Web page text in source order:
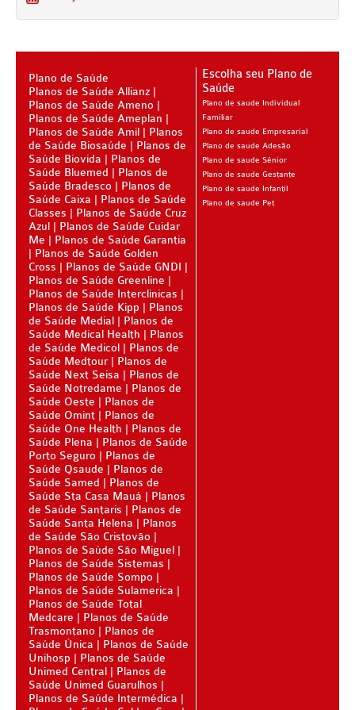
PLANO DE SAÚDE GARANTIA GS SAÚDE
PLANO DE SAÚDE GARANTIA ADVENTISTA
PLANO DE SAÚDE GOLDEN CARE
PLANO DE SAÚDE GOLDEN CROSS
PLANO DE SAÚDE GNDI
PLANO DE SAÚDE KIPP
PLANO DE SAÚDE INTERMÉDICA
PLANO DE SAÚDE GREENLINE
PLANO DE SAÚDE LINCX
PLANO DE SAÚDE STA CASA MAUÁ
PLANO DE SAÚDE MEDIAL
PLANO DE SAÚDE MEDICAL HEALTH
PLANO DE SAÚDE MEDICOL
PLANO DE SAÚDE MED TOUR
PLANO DE SAÚDE NEXT SEISA
PLANO DE SAÚDE NOTREDAME
PLANO DE SAÚDE OESTE AMR
PLANO DE SAÚDE ÔMEGA
PLANO DE SAÚDE OMINT
PLANO DE SAÚDE ONE HEALTH
PLANO DE SAÚDE PLENA
PLANO DE SAÚDE ADESÃO
AMEPLAN PLANO DE SAÚDE ADESÃO
AMIL PLANO DE SAÚDE ADESÃO
AMIL FÁCIL PLANO DE SAÚDE ADESÃO
BIO SAÚDE PLANO DE SAÚDE ADESÃO
BIOVIDA PLANO DE SAÚDE ADESÃO
Plano de Saúde
Planos de Saúde Allianz
Planos de Saúde Ameno
Planos de Saúde Ameplan
Planos de Saúde Amil
Planos
de Saúde Biosaúde
Planos de
Saúde Biovida
Planos de
Saúde Bluemed
Planos de
Saúde Bradesco
Planos de
Saúde Caixa
Planos de Saúde
Classes
Planos de Saúde Cruz
Azul
Planos de Saúde Cuidar
Me
Planos de Saúde Garantia
Planos de Saúde Golden
Cross
Planos de Saúde GNDI
Planos de Saúde Greenline
Planos de Saúde Interclinicas
Planos de Saúde Kipp
Planos
de Saúde Medial
Planos de
Saúde Medical Health
Planos
de Saúde Medicol
Planos de
Saúde Medtour
Planos de
Saúde Next Seisa
Planos de
Saúde Notredame
Planos de
Saúde Oeste
Planos de
Saúde Omint
Planos de
Saúde One Health
Planos de
Saúde Plena
Planos de Saúde
Porto Seguro
Planos de
Saúde Qsaude
Planos de
Saúde Samed
Planos de
Saúde Sta Casa Mauá
Planos
de Saúde Santaris
Planos de
Saúde Santa Helena
Planos
de Saúde São Cristovão
Planos de Saúde São Miguel
Planos de Saúde Sistemas
Planos de Saúde Sompo
Planos de Saúde Sulamerica
Planos de Saúde Total
Medcare
Planos de Saúde
Trasmontano
Planos de
Saúde Única
Planos de Saúde
Unihosp
Planos de Saúde
Unimed Central
Planos de
Saúde Unimed Guarulhos
Planos de Saúde Intermédica
Escolha seu Plano de
Saúde
Plano de saude Individual
Familiar
Plano de saude Empresarial
Plano de saude Adesão
Plano de saude Sênior
Plano de saude Gestante
Plano de saude Infantil
Plano de saude Pet